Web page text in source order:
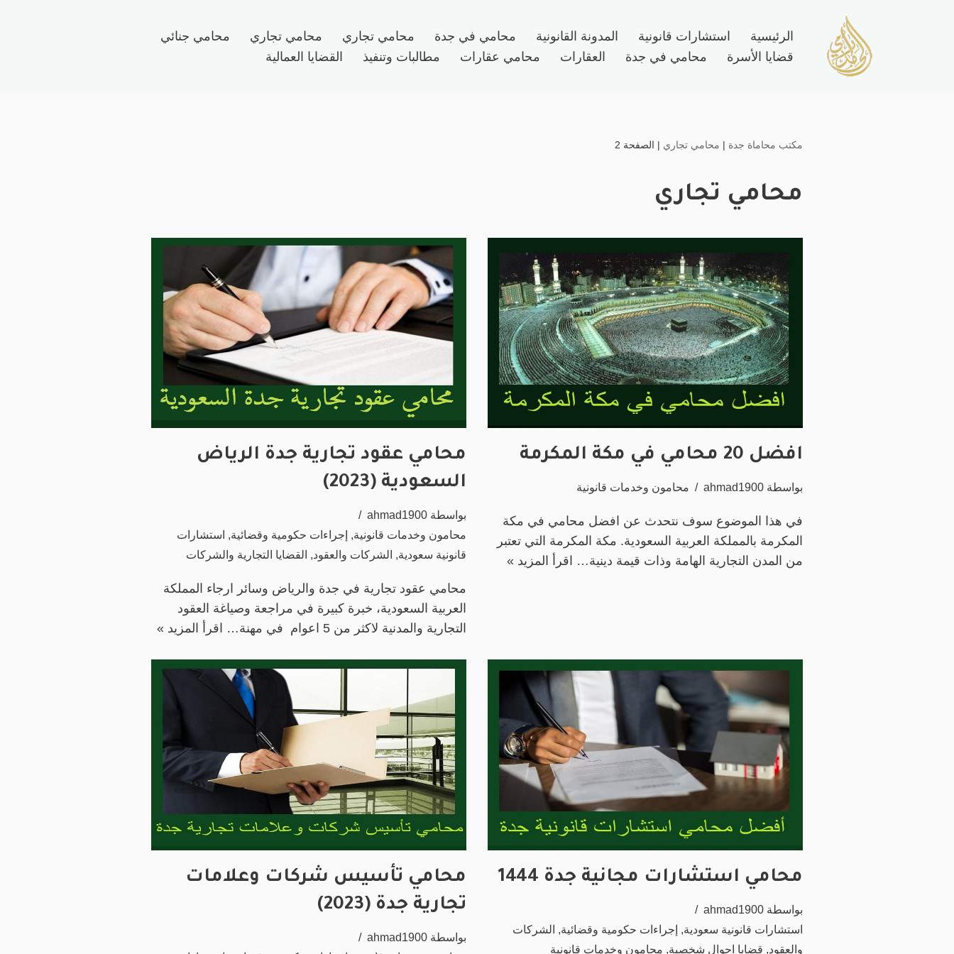
الرئيسية استشارات قانونية المدونة القانونية محامي في جدة محامي تجاري محامي تجاري
محامي جنائي
قضايا الأسرة
محامي في جدة العقارات محامي عقارات مطالبات وتنفيذ القضايا العمالية
مكتب محاماة جدة | محامي تجاري | الصفحة 2
محامي تجاري
افضل 20 محامي في مكة المكرمة
بواسطةahmad1900 محامون وخدمات قانونية
في هذا الموضوع سوف نتحدث عن افضل محامي في مكة
المكرمة بالمملكة العربية السعودية. مكة المكرمة التي تعتبر
من المدن التجارية الهامة وذات قيمة دينية…
اقرأ المزيد »
محامي عقود تجارية جدة الرياض
السعودية (2023)
بواسطة ahmad1900
محامون وخدمات قانونية, إجراءات حكومية وقضائية, استشارات
قانونية سعودية, الشركات والعقود, القضايا التجارية والشركات
محامي عقود تجارية في جدة والرياض وسائر ارجاء المملكة
العربية السعودية، خبرة كبيرة في مراجعة وصياغة العقود
التجارية والمدنية لاكثر من 5 اعوام في مهنة…
اقرأ المزيد »
محامي استشارات مجانية جدة 1444
بواسطةahmad1900
استشارات قانونية سعودية, إجراءات حكومية وقضائية, الشركات
والعقود, قضايا احوال شخصية, محامون وخدمات قانونية
محامي تأسيس شركات وعلامات
تجارية جدة (2023)
بواسطة ahmad1900